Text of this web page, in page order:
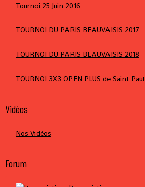
Tournoi 25 Juin 2016
TOURNOI DU PARIS BEAUVAISIS 2017
TOURNOI DU PARIS BEAUVAISIS 2018
TOURNOI 3X3 OPEN PLUS de Saint Paul
Vidéos
Nos Vidéos
Forum